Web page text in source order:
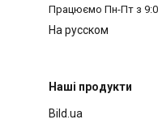
Працюємо Пн-Пт з
На русском
Наші продукти
Bild.ua